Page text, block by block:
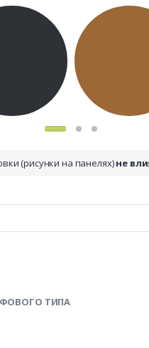
(рисунки на панелях)не
ТИПА